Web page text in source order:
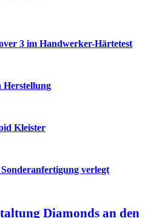
3 im Handwerker-Härtetest
Herstellung
Kleister
verlegt
Diamonds an den